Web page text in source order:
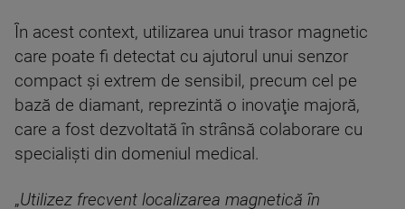
În acest context, utilizarea unui trasor magnetic
care poate fi detectat cu ajutorul unui senzor
compact şi extrem de sensibil, precum cel pe
bază de diamant, reprezintă o inovaţie majoră,
care a fost dezvoltată în strânsă colaborare cu
specialişti din domeniul medical.
„Utilizez frecvent localizarea magnetică în